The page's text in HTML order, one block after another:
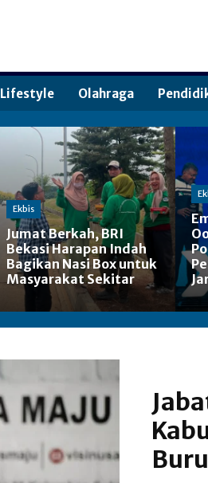
Lifestyle Olahraga
Ekbis
Jumat Berkah, BRI
Bekasi Harapan Indah
Bagikan Nasi Box untuk
Masyarakat Sekitar